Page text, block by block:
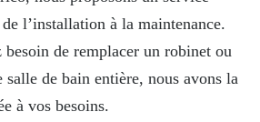
l’installation à la maintenance.
besoin de remplacer un robinet ou
salle de bain entière, nous avons la
à vos besoins.